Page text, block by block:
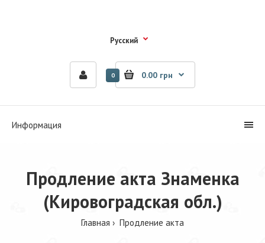
Русский
0 0.00 грн
Информация
Продление акта Знаменка
(Кировоградская обл.)
Главная Продление акта